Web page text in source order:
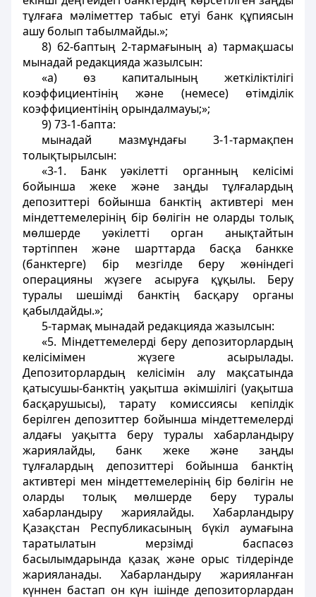
тұлғаға мәліметтер табыс етуі банк құпиясын
ашу болып табылмайды.»;
8) 62-баптың 2-тармағының а) тармақшасы
мынадай редакцияда жазылсын:
«а) өз капиталының жеткіліктілігі
коэффициентінің және (немесе) өтімділік
коэффициентінің орындалмауы;»;
9) 73-1-бапта:
мынадай мазмұндағы 3-1-тармақпен
толықтырылсын:
«3-1. Банк уәкілетті органның келісімі
бойынша жеке және заңды тұлғалардың
депозиттері бойынша банктің активтері мен
міндеттемелерінің бір бөлігін не оларды толық
мөлшерде уәкілетті орган анықтайтын
тәртіппен және шарттарда басқа банкке
(банктерге) бір мезгілде беру жөніндегі
операцияны жүзеге асыруға құқылы. Беру
туралы шешімді банктің басқару органы
қабылдайды.»;
5-тармақ мынадай редакцияда жазылсын:
«5. Міндеттемелерді беру депозиторлардың
келісімімен жүзеге асырылады.
Депозиторлардың келісімін алу мақсатында
қатысушы-банктің уақытша әкімшілігі (уақытша
басқарушысы), тарату комиссиясы кепілдік
берілген депозиттер бойынша міндеттемелерді
алдағы уақытта беру туралы хабарландыру
жариялайды, банк жеке және заңды
тұлғалардың депозиттері бойынша банктің
активтері мен міндеттемелерінің бір бөлігін не
оларды толық мөлшерде беру туралы
хабарландыру жариялайды. Хабарландыру
Қазақстан Республикасының бүкіл аумағына
таратылатын мерзімді баспасөз
басылымдарында қазақ және орыс тілдерінде
жарияланады. Хабарландыру жарияланған
күннен бастап он күн ішінде депозиторлардан